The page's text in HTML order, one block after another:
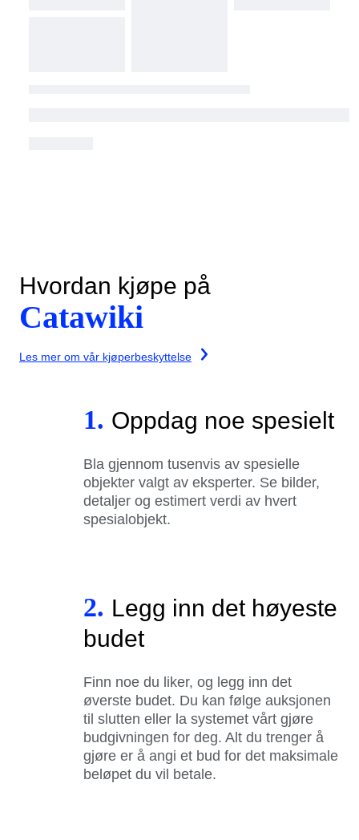
Hvordan kjøpe på
Catawiki
Les mer om vår kjøperbeskyttelse
1. Oppdag noe spesielt
Bla gjennom tusenvis av spesielle
objekter valgt av eksperter. Se bilder,
detaljer og estimert verdi av hvert
spesialobjekt.
2. Legg inn det høyeste
budet
Finn noe du liker, og legg inn det
øverste budet. Du kan følge auksjonen
til slutten eller la systemet vårt gjøre
budgivningen for deg. Alt du trenger å
gjøre er å angi et bud for det maksimale
beløpet du vil betale.